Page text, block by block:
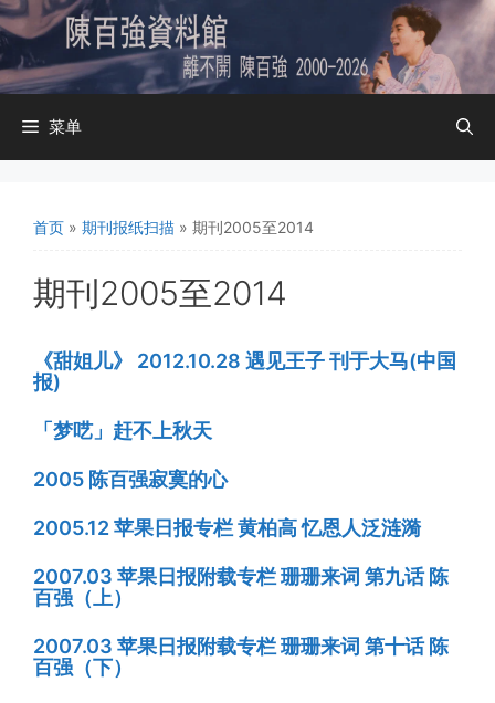
跳
至
内
容
菜单
首页 » 期刊报纸扫描 » 期刊2005至2014
期刊2005至2014
《甜姐儿》 2012.10.28 遇见王子 刊于大马(中国
报)
「梦呓」赶不上秋天
2005 陈百强寂寞的心
2005.12 苹果日报专栏 黄柏高 忆恩人泛涟漪
2007.03 苹果日报附载专栏 珊珊来词 第九话 陈
百强（上）
2007.03 苹果日报附载专栏 珊珊来词 第十话 陈
百强（下）